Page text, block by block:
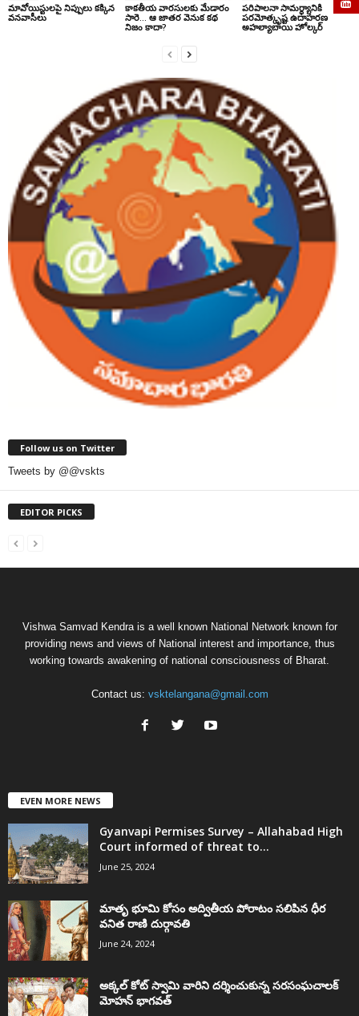
మావోయిస్టులపై నిప్పులు కక్కిన
వనవాసీలు
కాకతీయ వారసులకు మేడారం
సారె… ఆ జాతర వెనుక కథ
నిజం కాదా?
పరిపాలనా సామర్థ్యానికి
పరమోత్కృష్ట ఉదాహరణ
అహల్యాబాయి హోల్కర్
Follow us on Twitter
Tweets by @@vskts
EDITOR PICKS
Vishwa Samvad Kendra is a well known National Network known for
providing news and views of National interest and importance, thus
working towards awakening of national consciousness of Bharat.
Contact us: vsktelangana@gmail.com
EVEN MORE NEWS
Gyanvapi Permises Survey – Allahabad High
Court informed of threat to...
June 25, 2024
మాతృ భూమి కోసం అద్వితీయ పోరాటం సలిపిన ధీర
వనిత రాణి దుర్గావతి
June 24, 2024
అక్కల్‌ కోట్‌ స్వామి వారిని దర్శించుకున్న సరసంఘచాలక్
మోహన్ భాగవత్